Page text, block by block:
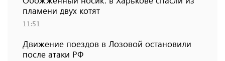
пламени двух котят
11:51
Движение поездов в Лозовой остановили
после атаки РФ